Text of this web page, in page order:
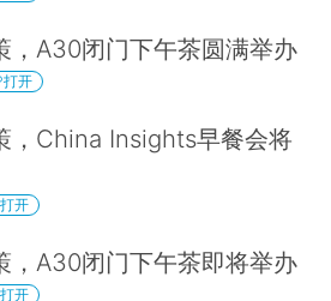
，A30闭门下午茶圆满举办
打开
，China Insights早餐会将
开
，A30闭门下午茶即将举办
开